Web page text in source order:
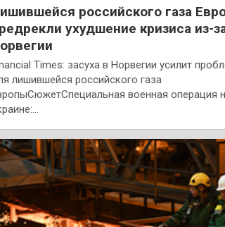
российского газа
ухудшение кризиса из-
Times: засуха в Норвегии усилит
лишившейся российского газа
военная операция